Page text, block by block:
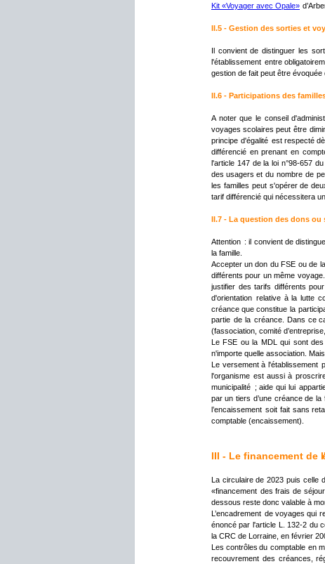
Kit «Voyager avec Opale»
II.5 - Gestion des sorties et
Il convient de distinguer les
l'établissement entre
gestion de fait peut être évoquée
II.6 - Participations des
A noter que le conseil
voyages scolaires peut être
principe d'égalité est respecté
différencié en prenant en
l'article 147 de la loi n°98-657 du
des usagers et du nombre de
les familles peut s'opérer de
tarif différencié qui nécessitera
II.7 - La question des dons
Attention : il convient de
la famille.
Accepter un don du FSE ou de la
différents pour un même voyage.
justifier des tarifs différents pour
d'orientation relative à la lutte
créance que constitue la
partie de la créance. Dans ce
(fassociation, comité
Le FSE ou la MDL qui sont des
n'importe quelle association.
Le versement à l'établissement
l'organisme est aussi à
municipalité ; aide qui lui
par un tiers d’une créance de la
l’encaissement soit fait sans
comptable (encaissement).
III - Le financement de l'
La circulaire de 2023 puis celle
«financement des frais de séjour
dessous reste donc valable à
L’encadrement de voyages qui
énoncé par l'article 132-2 du
la CRC de Lorraine, en février
Les contrôles du comptable en
recouvrement des créances,